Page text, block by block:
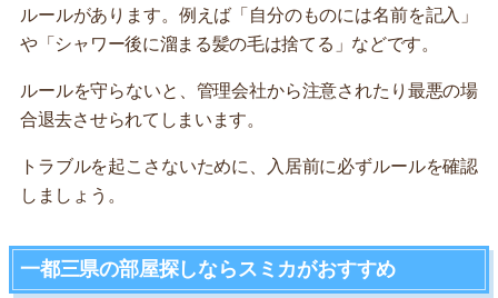
ルールがあります。例えば「自分のものには名前を記入」
や「シャワー後に溜まる髪の毛は捨てる」などです。
ルールを守らないと、管理会社から注意されたり最悪の場
合退去させられてしまいます。
トラブルを起こさないために、入居前に必ずルールを確認
しましょう。
一都三県の部屋探しならスミカがおすすめ